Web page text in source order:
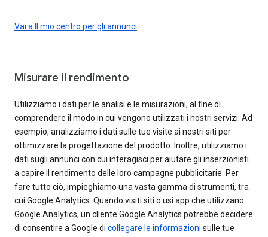
Vai a Il mio centro per gli annunci
Misurare il rendimento
Utilizziamo i dati per le analisi e le misurazioni, al fine di
comprendere il modo in cui vengono utilizzati i nostri servizi. Ad
esempio, analizziamo i dati sulle tue visite ai nostri siti per
ottimizzare la progettazione del prodotto. Inoltre, utilizziamo i
dati sugli annunci con cui interagisci per aiutare gli inserzionisti
a capire il rendimento delle loro campagne pubblicitarie. Per
fare tutto ciò, impieghiamo una vasta gamma di strumenti, tra
cui Google Analytics. Quando visiti siti o usi app che utilizzano
Google Analytics, un cliente Google Analytics potrebbe decidere
di consentire a Google di collegare le informazioni sulle tue